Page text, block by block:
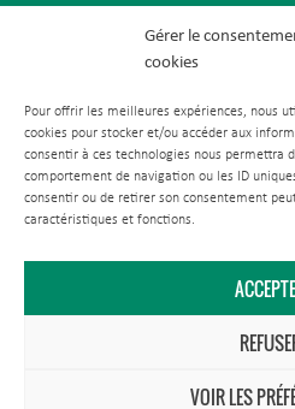
Gérer le
cookies
Pour offrir les meilleures expériences, nous
cookies pour stocker et/ou accéder aux
consentir à ces technologies nous permettra
comportement de navigation ou les ID
consentir ou de retirer son consentement
caractéristiques et fonctions.
VOIR LES